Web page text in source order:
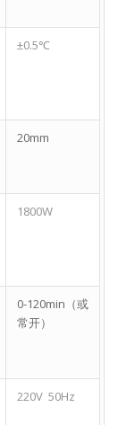
±0.5℃
20mm
1800W
0-120min（或
常开）
220V 50Hz